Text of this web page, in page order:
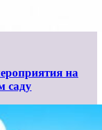
на
саду